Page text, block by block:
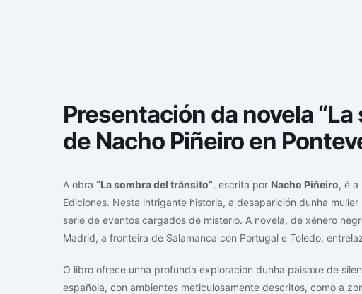
Presentación da novela
de Nacho Piñeiro en
A obra “La sombra del tránsito”, escrita por Nacho Piñeiro, é a
Ediciones. Nesta intrigante historia, a desaparición dunha
serie de eventos cargados de misterio. A novela, de xénero
Madrid, a fronteira de Salamanca con Portugal e Toledo,
O libro ofrece unha profunda exploración dunha paisaxe de
española, con ambientes meticulosamente descritos, como a